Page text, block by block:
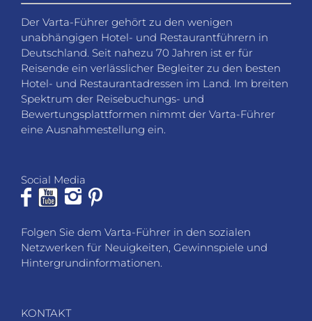
Der Varta-Führer gehört zu den wenigen
unabhängigen Hotel- und Restaurantführern in
Deutschland. Seit nahezu 70 Jahren ist er für
Reisende ein verlässlicher Begleiter zu den besten
Hotel- und Restaurantadressen im Land. Im breiten
Spektrum der Reisebuchungs- und
Bewertungsplattformen nimmt der Varta-Führer
eine Ausnahmestellung ein.
Social Media
Folgen Sie dem Varta-Führer in den sozialen
Netzwerken für Neuigkeiten, Gewinnspiele und
Hintergrundinformationen.
KONTAKT